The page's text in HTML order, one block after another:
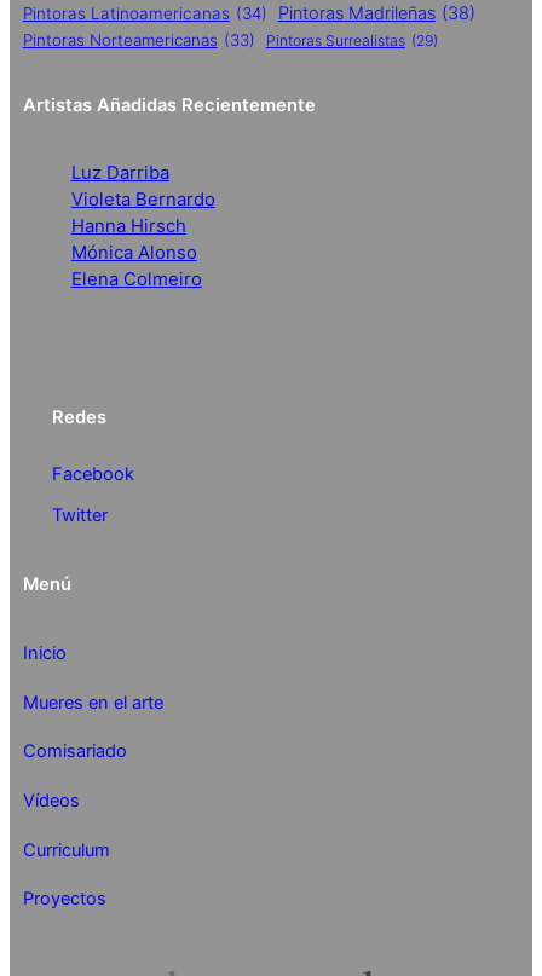
Pintoras Latinoamericanas (34) Pintoras Madrileñas (38)
Pintoras Norteamericanas (33) Pintoras Surrealistas (29)
Artistas Añadidas Recientemente
Luz Darriba
Violeta Bernardo
Hanna Hirsch
Mónica Alonso
Elena Colmeiro
Redes
Facebook
Twitter
Menú
Inicio
Mueres en el arte
Comisariado
Vídeos
Curriculum
Proyectos